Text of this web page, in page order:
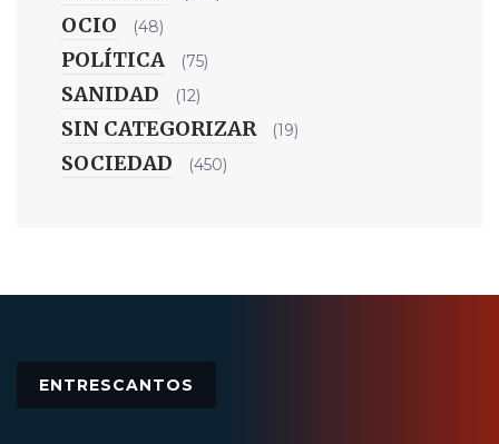
OCIO (48)
POLÍTICA (75)
SANIDAD (12)
SIN CATEGORIZAR (19)
SOCIEDAD (450)
ENTRESCANTOS